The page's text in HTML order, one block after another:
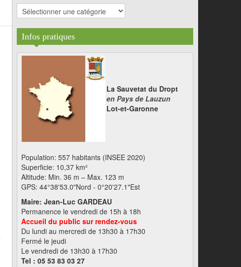
Catégories
Infos pratiques
La Sauvetat du Dropt
en Pays de Lauzun
Lot-et-Garonne
Population: 557 habitants (INSEE 2020)
Superficie: 10,37 km²
Altitude: Min. 36 m – Max. 123 m
GPS: 44°38'53.0"Nord - 0°20'27.1"Est
Maire: Jean-Luc GARDEAU
Permanence le vendredi de 15h à 18h
Accueil du public sur rendez-vous
Du lundi au mercredi de 13h30 à 17h30
Fermé le jeudi
Le vendredi de 13h30 à 17h30
Tel : 05 53 83 03 27